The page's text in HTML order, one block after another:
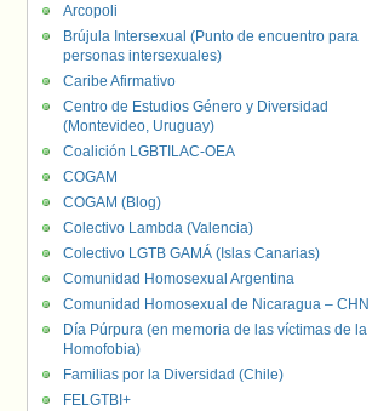
Arcopoli
Brújula Intersexual (Punto de encuentro para
personas intersexuales)
Caribe Afirmativo
Centro de Estudios Género y Diversidad
(Montevideo, Uruguay)
Coalición LGBTILAC-OEA
COGAM
COGAM (Blog)
Colectivo Lambda (Valencia)
Colectivo LGTB GAMÁ (Islas Canarias)
Comunidad Homosexual Argentina
Comunidad Homosexual de Nicaragua – CHN
Día Púrpura (en memoria de las víctimas de la
Homofobia)
Familias por la Diversidad (Chile)
FELGTBI+